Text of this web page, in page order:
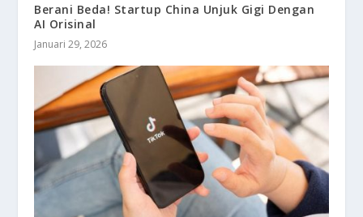
Berani Beda! Startup China Unjuk Gigi Dengan
AI Orisinal
Januari 29, 2026